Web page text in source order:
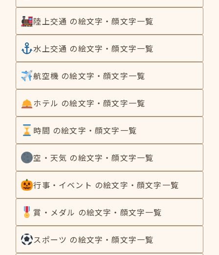
陸上交通 の絵文字・顔文字一覧
水上交通 の絵文字・顔文字一覧
航空機 の絵文字・顔文字一覧
ホテル の絵文字・顔文字一覧
時間 の絵文字・顔文字一覧
空・天気 の絵文字・顔文字一覧
行事・イベント の絵文字・顔文字一覧
賞・メダル の絵文字・顔文字一覧
スポーツ の絵文字・顔文字一覧